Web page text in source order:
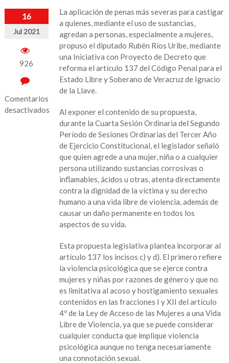
16
Jul 2021
926
Comentarios
desactivados
La aplicación de penas más severas para castigar
a quienes, mediante el uso de sustancias,
agredan a personas, especialmente a mujeres,
propuso el diputado Rubén Ríos Uribe, mediante
una Iniciativa con Proyecto de Decreto que
reforma el artículo 137 del Código Penal para el
Estado Libre y Soberano de Veracruz de Ignacio
de la Llave.
Al exponer el contenido de su propuesta,
durante la Cuarta Sesión Ordinaria del Segundo
Período de Sesiones Ordinarias del Tercer Año
de Ejercicio Constitucional, el legislador señaló
que quien agrede a una mujer, niña o a cualquier
persona utilizando sustancias corrosivas o
inflamables, ácidos u otras, atenta directamente
contra la dignidad de la víctima y su derecho
humano a una vida libre de violencia, además de
causar un daño permanente en todos los
aspectos de su vida.
Esta propuesta legislativa plantea incorporar al
artículo 137 los incisos c) y d). El primero refiere
la violencia psicológica que se ejerce contra
mujeres y niñas por razones de género y que no
es limitativa al acoso y hostigamiento sexuales
contenidos en las fracciones I y XII del artículo
4º de la Ley de Acceso de las Mujeres a una Vida
Libre de Violencia, ya que se puede considerar
cualquier conducta que implique violencia
psicológica aunque no tenga necesariamente
una connotación sexual.